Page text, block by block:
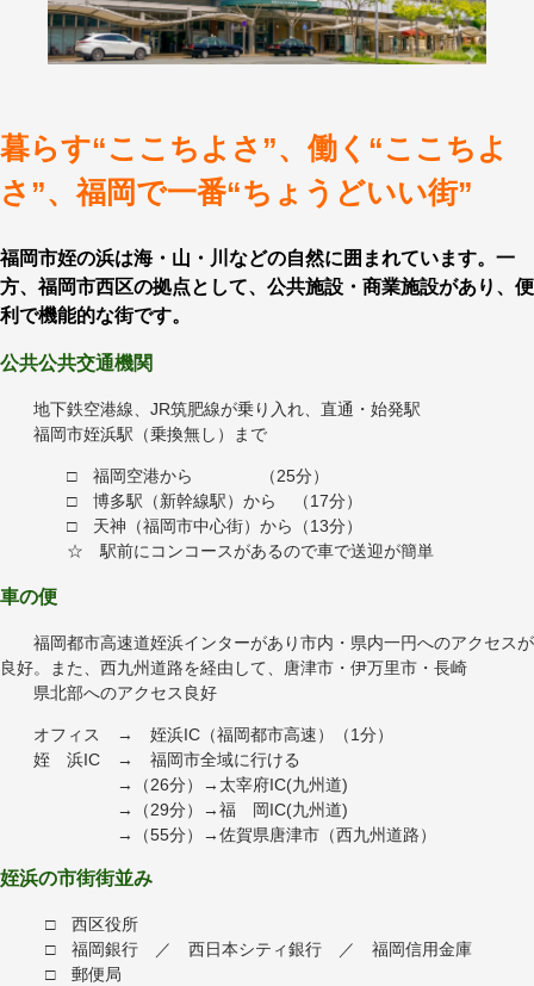
暮らす“ここちよさ”、働く“ここちよ
さ”、福岡で一番“ちょうどいい街”
福岡市姪の浜は海・山・川などの自然に囲まれています。一
方、福岡市西区の拠点として、公共施設・商業施設があり、便
利で機能的な街です。
公共公共交通機関
地下鉄空港線、JR筑肥線が乗り入れ、直通・始発駅
福岡市姪浜駅（乗換無し）まで
□ 福岡空港から （25分）
□ 博多駅（新幹線駅）から （17分）
□ 天神（福岡市中心街）から（13分）
☆ 駅前にコンコースがあるので車で送迎が簡単
車の便
福岡都市高速道姪浜インターがあり市内・県内一円へのアクセスが
良好。また、西九州道路を経由して、唐津市・伊万里市・長崎
県北部へのアクセス良好
オフィス → 姪浜IC（福岡都市高速）（1分）
姪 浜IC → 福岡市全域に行ける
→（26分）→太宰府IC(九州道)
→（29分）→福 岡IC(九州道)
→（55分）→佐賀県唐津市（西九州道路）
姪浜の市街街並み
□ 西区役所
□ 福岡銀行 ／ 西日本シティ銀行 ／ 福岡信用金庫
□ 郵便局